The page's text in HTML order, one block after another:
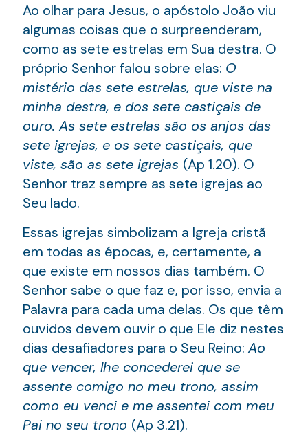
Ao olhar para Jesus, o apóstolo João viu
algumas coisas que o surpreenderam,
como as sete estrelas em Sua destra. O
próprio Senhor falou sobre elas: O
mistério das sete estrelas, que viste na
minha destra, e dos sete castiçais de
ouro. As sete estrelas são os anjos das
sete igrejas, e os sete castiçais, que
viste, são as sete igrejas (Ap 1.20). O
Senhor traz sempre as sete igrejas ao
Seu lado.
Essas igrejas simbolizam a Igreja cristã
em todas as épocas, e, certamente, a
que existe em nossos dias também. O
Senhor sabe o que faz e, por isso, envia a
Palavra para cada uma delas. Os que têm
ouvidos devem ouvir o que Ele diz nestes
dias desafiadores para o Seu Reino: Ao
que vencer, lhe concederei que se
assente comigo no meu trono, assim
como eu venci e me assentei com meu
Pai no seu trono (Ap 3.21).